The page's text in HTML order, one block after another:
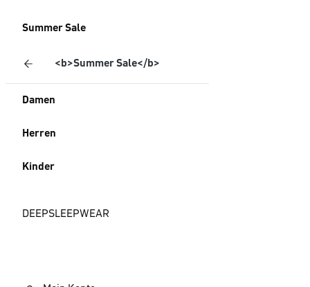
Summer Sale
<b>Summer Sale</b>
Damen
Herren
Kinder
DEEPSLEEPWEAR